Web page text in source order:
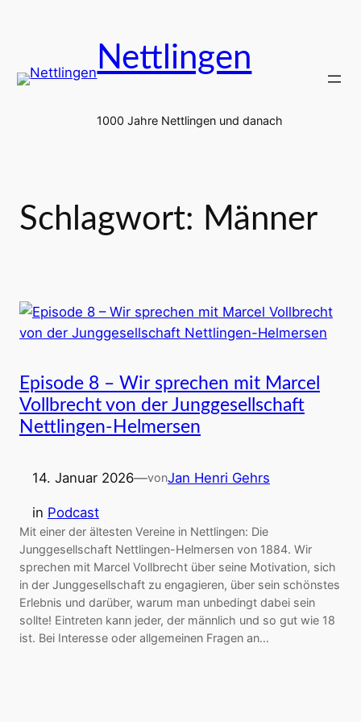
Nettlingen
1000 Jahre Nettlingen und danach
Schlagwort: Männer
Episode 8 – Wir sprechen mit Marcel
Vollbrecht von der Junggesellschaft
Nettlingen-Helmersen
14. Januar 2026—vonJan Henri Gehrs
in Podcast
Mit einer der ältesten Vereine in Nettlingen: Die
Junggesellschaft Nettlingen-Helmersen von 1884. Wir
sprechen mit Marcel Vollbrecht über seine Motivation, sich
in der Junggesellschaft zu engagieren, über sein schönstes
Erlebnis und darüber, warum man unbedingt dabei sein
sollte! Eintreten kann jeder, der männlich und so gut wie 18
ist. Bei Interesse oder allgemeinen Fragen an…